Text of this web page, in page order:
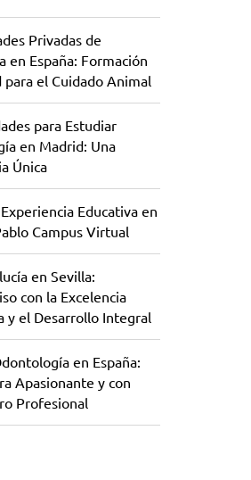
Privadas de
en España: Formación
para el Cuidado Animal
para Estudiar
en Madrid: Una
Única
Educativa en
Campus Virtual
en Sevilla:
con la Excelencia
y el Desarrollo Integral
en España:
Apasionante y con
Profesional